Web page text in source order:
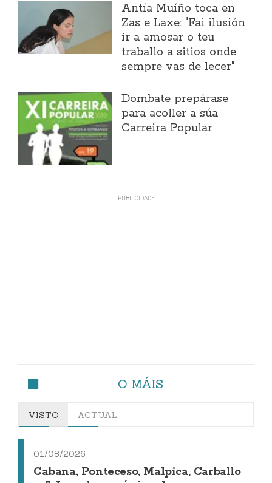
Antía Muíño toca en
Zas e Laxe: "Fai ilusión
ir a amosar o teu
traballo a sitios onde
sempre vas de lecer"
Dombate prepárase
para acoller a súa
Carreira Popular
O MÁIS
VISTO ACTUAL
01/08/2026
Cabana, Ponteceso, Malpica, Carballo